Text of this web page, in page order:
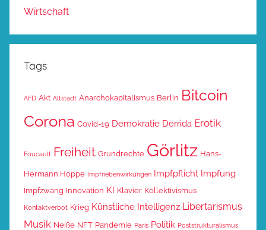
Wirtschaft
Tags
AFD Akt Altstadt Anarchokapitalismus Berlin Bitcoin
Corona Covid-19 Demokratie Derrida Erotik
Foucault Freiheit Grundrechte Görlitz Hans-
Hermann Hoppe Impfnebenwirkungen Impfpflicht Impfung
Impfzwang Innovation KI Klavier Kollektivismus
Kontaktverbot Krieg Künstliche Intelligenz Libertarismus
Musik Neiße NFT Pandemie Paris Politik Poststrukturalismus